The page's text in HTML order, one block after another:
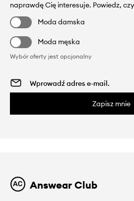
naprawdę Cię interesuje. Powiedz,
Moda damska
Moda męska
Wybór oferty jest opcjonalny
Zapisz mnie
Answear Club